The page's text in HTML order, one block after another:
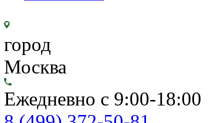
город
Москва
Ежедневно с 9:00-18:00